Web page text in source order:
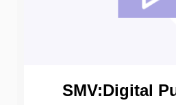
SMV:Digital